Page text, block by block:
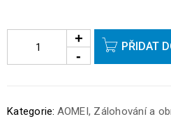
PŘIDAT
Kategorie: AOMEI, Zálohování a